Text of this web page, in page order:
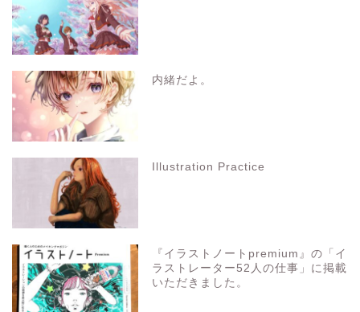
内緒だよ。
Illustration Practice
『イラストノートpremium』の「イ
ラストレーター52人の仕事」に掲載
いただきました。